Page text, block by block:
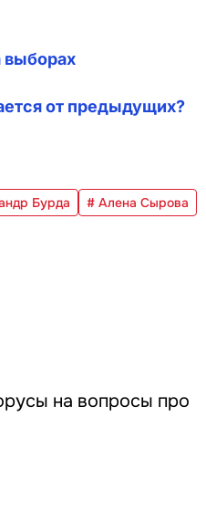
выборах
от предыдущих?
Бурда # Алена Сырова
на вопросы про